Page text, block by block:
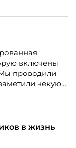
включены
проводили
некую
в жизнь